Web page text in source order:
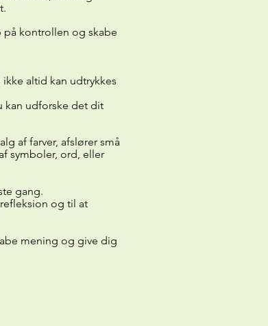
kontrollen og skabe
altid kan udtrykkes
kan udforske det dit
af farver, afslører små
symboler, ord, eller
gang.
og til at
mening og give dig